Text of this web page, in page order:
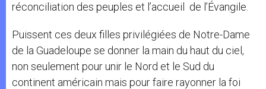
réconciliation des peuples et l’accueil de l’Évangile.
Puissent ces deux filles privilégiées de Notre-Dame
de la Guadeloupe se donner la main du haut du ciel,
non seulement pour unir le Nord et le Sud du
continent américain mais pour faire rayonner la foi